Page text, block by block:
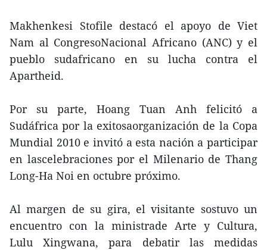
Makhenkesi Stofile destacó el apoyo de Viet
Nam al CongresoNacional Africano (ANC) y el
pueblo sudafricano en su lucha contra el
Apartheid.
Por su parte, Hoang Tuan Anh felicitó a
Sudáfrica por la exitosaorganización de la Copa
Mundial 2010 e invitó a esta nación a participar
en lascelebraciones por el Milenario de Thang
Long-Ha Noi en octubre próximo.
Al margen de su gira, el visitante sostuvo un
encuentro con la ministrade Arte y Cultura,
Lulu Xingwana, para debatir las medidas